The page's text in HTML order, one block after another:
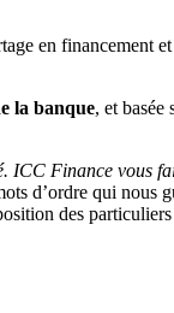
en financement
la banque, et basée
Finance vous
d’ordre qui nous
des